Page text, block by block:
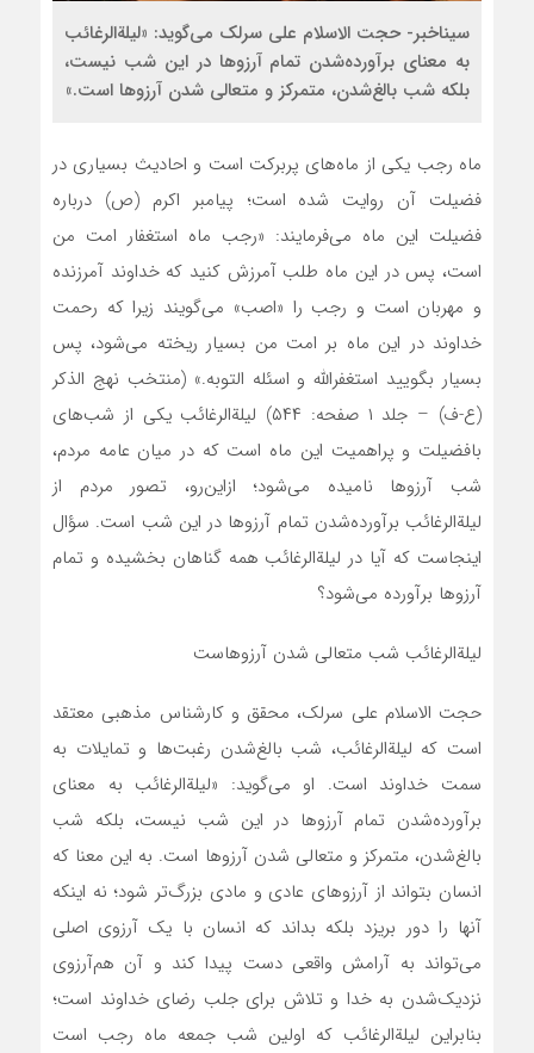
سیناخبر- حجت الاسلام علی سرلک می‌گوید: «لیلةالرغائب
به معنای برآورده‌شدن تمام آرزوها در این شب نیست،
بلکه شب بالغ‌شدن، متمرکز و متعالی شدن آرزوها است.»
ماه رجب یکی از ماه‌های پربرکت است و احادیث بسیاری در
فضیلت آن روایت شده است؛ پیامبر اکرم (ص) درباره
فضیلت این ماه می‌فرمایند: «رجب ماه استغفار امت من
است، پس در این ماه طلب آمرزش کنید که خداوند آمرزنده
و مهربان است و رجب را «اصب‌» می‌گویند زیرا که رحمت
‌خداوند در این ماه بر امت من بسیار ریخته می‌شود، پس
بسیار بگویید استغفرالله و اسئله التوبه.» (منتخب نهج الذکر
(ع-ف) – جلد ۱ صفحه: ۵۴۴) لیلة‌الرغائب یکی از شب‌های
بافضیلت و پراهمیت این ماه است که در میان عامه مردم،
شب آرزوها نامیده می‌شود؛ ازاین‌رو، تصور مردم از
لیلة‌الرغائب برآورده‌شدن تمام آرزوها در این شب است. سؤال
اینجاست که آیا در لیلةالرغائب همه گناهان بخشیده و تمام
آرزوها برآورده می‌شود؟
لیلةالرغائب شب متعالی شدن آرزوهاست
حجت الاسلام علی سرلک، محقق و کارشناس مذهبی معتقد
است که لیلةالرغائب، شب بالغ‌شدن رغبت‌ها و تمایلات به
سمت خداوند است. او می‌گوید: «لیلةالرغائب به معنای
برآورده‌شدن تمام آرزوها در این شب نیست، بلکه شب
بالغ‌شدن، متمرکز و متعالی شدن آرزوها است. به این معنا که
انسان بتواند از آرزوهای عادی و مادی بزرگ‌تر شود؛ نه اینکه
آنها را دور بریزد بلکه بداند که انسان با یک آرزوی اصلی
می‌تواند به آرامش واقعی دست پیدا کند و آن هم‌آرزوی
نزدیک‌شدن به خدا و تلاش برای جلب رضای خداوند است؛
بنابراین لیلةالرغائب که اولین شب جمعه ماه رجب است